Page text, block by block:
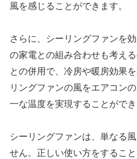
風を感じることができます。
さらに、シーリングファンを
の家電との組み合わせも考え
との併用で、冷房や暖房効果
リングファンの風をエアコン
一な温度を実現することができ
シーリングファンは、単なる
せん。正しい使い方をするこ